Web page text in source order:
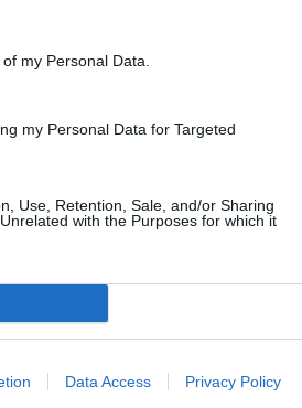
my Personal Data.
my Personal Data for Targeted
Use, Retention, Sale, and/or Sharing
with the Purposes for which it
Data Access Privacy Policy
δώρο» για τις ελληνικές Ένοπλες
Δυνάμεις – Όσα ανακάλυψαν